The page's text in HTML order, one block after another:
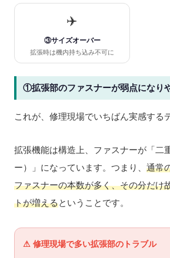
✈️
③サイズオーバー
拡張時は機内持ち込み不可に
①拡張部のファスナーが弱点になり
これが、修理現場でいちばん実感する
拡張機能は構造上、ファスナーが「二
ー）」になっています。つまり、 通常
ファスナーの本数が多く、その分だけ
トが増えるということです。
⚠ 修理現場で多い拡張部のトラブル